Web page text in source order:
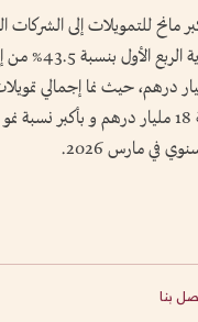
للتمويلات إلى الشركات
العاملة بالدولة
تراكمي 415 مليار درهم، حيث نما إجمالي
للشركات بقيمة إضافية 18 مليار درهم و
بنا